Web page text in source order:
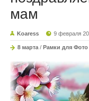
мам
Koaress 9 февраля
8 марта / Рамки для Фото